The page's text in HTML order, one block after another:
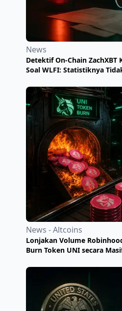
News
Detektif On-Chain ZachXBT
Soal WLFI: Statistiknya
News - Altcoins
Lonjakan Volume
Burn Token UNI secara